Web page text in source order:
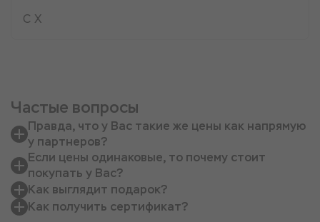
С Х
Частые вопросы
Правда, что у Вас такие же цены как напрямую
у партнеров?
Если цены одинаковые, то почему стоит
покупать у Вас?
Как выглядит подарок?
Как получить сертификат?